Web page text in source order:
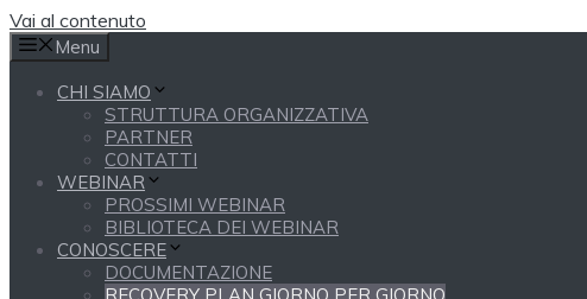
Vai al contenuto
Menu
CHI SIAMO
STRUTTURA ORGANIZZATIVA
PARTNER
CONTATTI
WEBINAR
PROSSIMI WEBINAR
BIBLIOTECA DEI WEBINAR
CONOSCERE
DOCUMENTAZIONE